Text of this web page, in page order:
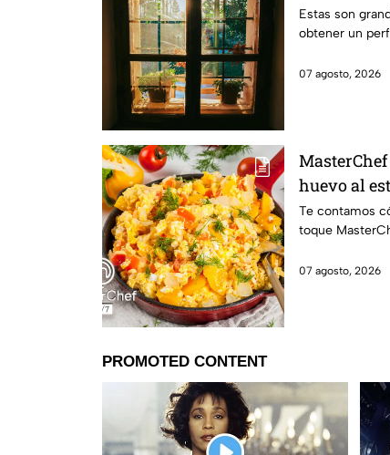
ventana
Estas son
obtener un
07 agosto, 2026
huevo al
de México
Te contamos
toque
07 agosto, 2026